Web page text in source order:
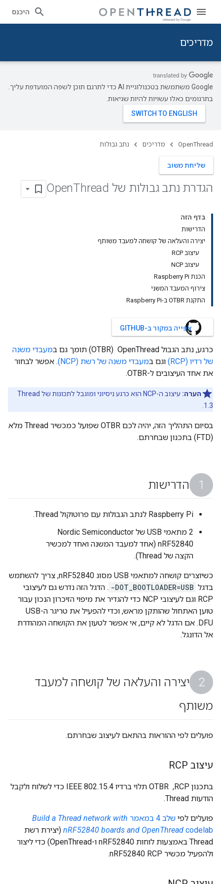
היכנס
מדריכים
‫Google משתמשת בטכנולוגיית AI כדי לתרגם תוכן לשפה המועדפת עליך.
בתרגומים כאלו עשויות להיות שגיאות.
OpenThread מדריכים נתב גבולות
שליחת משוב
הגדרת נתב גבולות של Open Thread
בדף הזה
הדרישות
יצירה והעלאה של קושחה למעבד משותף
עיצוב RCP
עיצוב NCP
הכנת Raspberry Pi
צירוף המעבד המשני
התקנת OTBR ב-Raspberry Pi
צפייה במקור ב-GITHUB
כרגע, נתב הגבול OpenThread ‏ (OTBR) תומך גם ב
מעבדי משנה
של רדיו (RCP)
וגם במעבדי משנה של רשת (NCP)
. אפשר לבחור
את אחד העיצובים ל-OTBR.
הערה:
עיצוב ה-NCP הוא כרגע ניסיוני ומוגבל לתכונות של Thread
1.3.
בסיום התהליך הזה, יהיה לכם OTBR שפועל כמכשיר Thread מלא
(FTD) בתכנון שבחרתם.
הדרישות
‫Raspberry Pi לנתב הגבולות עם פרוטוקול Thread.
‫2 מתאמי USB של Nordic Semiconductor
nRF52840 (אחד למעבד המשנה ואחד למכשיר
הקצה של Thread).
כשיוצרים קושחה למתאמי USB מסוג nRF52840, צריך להשתמש
בדגל -DOT_BOOTLOADER=USB . הדגל הזה נדרש גם לעיצובי
RCP וגם לעיצובי NCP כדי להגדיר את מיפוי הזיכרון הנכון עבור
טוען האתחול שהותקן מראש, וכדי להפעיל את טריגר ה-USB
DFU. אם הדגל לא קיים, אי אפשר לטעון את הקושחה המהודרת
אל הדונגל.
יצירה והעלאה של קושחה למעבד
משותף
פועלים לפי ההוראות בהתאם לעיצוב שבחרתם.
עיצוב RCP
בתכנון RCP, ‏ OTBR תלוי ברדיו IEEE 802.15.4 כדי לשלוח ולקבל
הודעות Thread.
פועלים לפי שלב 4 במאמר
Build a Thread network with
nRF52840 boards and OpenThread codelab
(יצירת רשת
Thread באמצעות לוחות nRF52840 ו-OpenThread) כדי ליצור
ולהפעיל מכשיר nRF52840 RCP.